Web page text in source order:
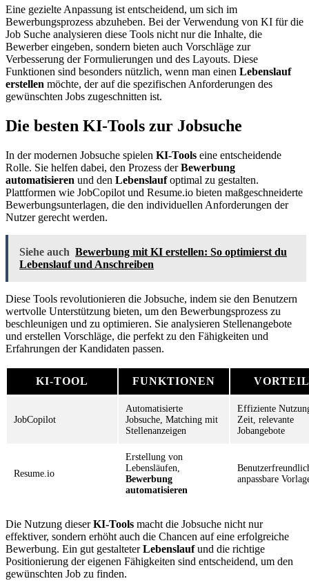
Eine gezielte Anpassung ist entscheidend, um sich im
Bewerbungsprozess abzuheben. Bei der Verwendung von KI für die
Job Suche analysieren diese Tools nicht nur die Inhalte, die
Bewerber eingeben, sondern bieten auch Vorschläge zur
Verbesserung der Formulierungen und des Layouts. Diese
Funktionen sind besonders nützlich, wenn man einen Lebenslauf
erstellen möchte, der auf die spezifischen Anforderungen des
gewünschten Jobs zugeschnitten ist.
Die besten KI-Tools zur Jobsuche
In der modernen Jobsuche spielen KI-Tools eine entscheidende
Rolle. Sie helfen dabei, den Prozess derBewerbung
automatisieren und den Lebenslaufoptimal zu gestalten.
Plattformen wie JobCopilot und Resume.io bieten maßgeschneiderte
Bewerbungsunterlagen, die den individuellen Anforderungen der
Nutzer gerecht werden.
Siehe auch Bewerbung mit KI erstellen: So optimierst du
Lebenslauf und Anschreiben
Diese Tools revolutionieren die Jobsuche, indem sie den Benutzern
wertvolle Unterstützung bieten, um den Bewerbungsprozess zu
beschleunigen und zu optimieren. Sie analysieren Stellenangebote
und erstellen Vorschläge, die perfekt zu den Fähigkeiten und
Erfahrungen der Kandidaten passen.
KI-TOOL FUNKTIONEN
JobCopilot
Automatisierte
Jobsuche, Matching mit
Stellenanzeigen
Effiziente
Zeit, relevante
Jobangebote
Resume.io
Erstellung von
Lebensläufen,
Bewerbung
automatisieren
anpassbare
Die Nutzung dieserKI-Tools macht die Jobsuche nicht nur
effektiver, sondern erhöht auch die Chancen auf eine erfolgreiche
Bewerbung. Ein gut gestalteterLebenslaufund die richtige
Positionierung der eigenen Fähigkeiten sind entscheidend, um den
gewünschten Job zu finden.